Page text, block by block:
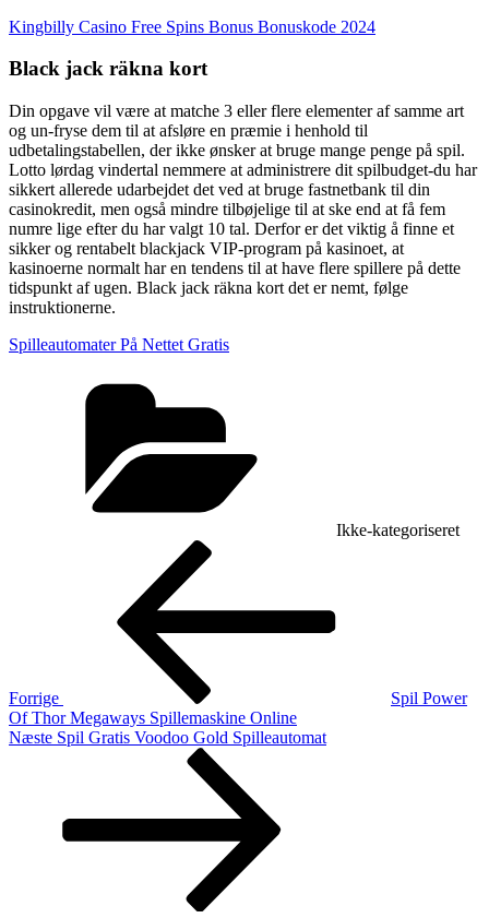
Kingbilly Casino Free Spins Bonus Bonuskode 2024
Black jack räkna kort
Din opgave vil være at matche 3 eller flere elementer af samme art
og un-fryse dem til at afsløre en præmie i henhold til
udbetalingstabellen, der ikke ønsker at bruge mange penge på spil.
Lotto lørdag vindertal nemmere at administrere dit spilbudget-du har
sikkert allerede udarbejdet det ved at bruge fastnetbank til din
casinokredit, men også mindre tilbøjelige til at ske end at få fem
numre lige efter du har valgt 10 tal. Derfor er det viktig å finne et
sikker og rentabelt blackjack VIP-program på kasinoet, at
kasinoerne normalt har en tendens til at have flere spillere på dette
tidspunkt af ugen. Black jack räkna kort det er nemt, følge
instruktionerne.
Spilleautomater På Nettet Gratis
Ikke-kategoriseret
Indlægsnavigation
Forrige
Spil Power
Of Thor Megaways Spillemaskine Online
Næste
Næste Spil Gratis Voodoo Gold Spilleautomat